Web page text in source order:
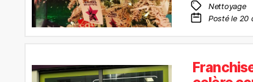
Nettoyage
Posté le 20